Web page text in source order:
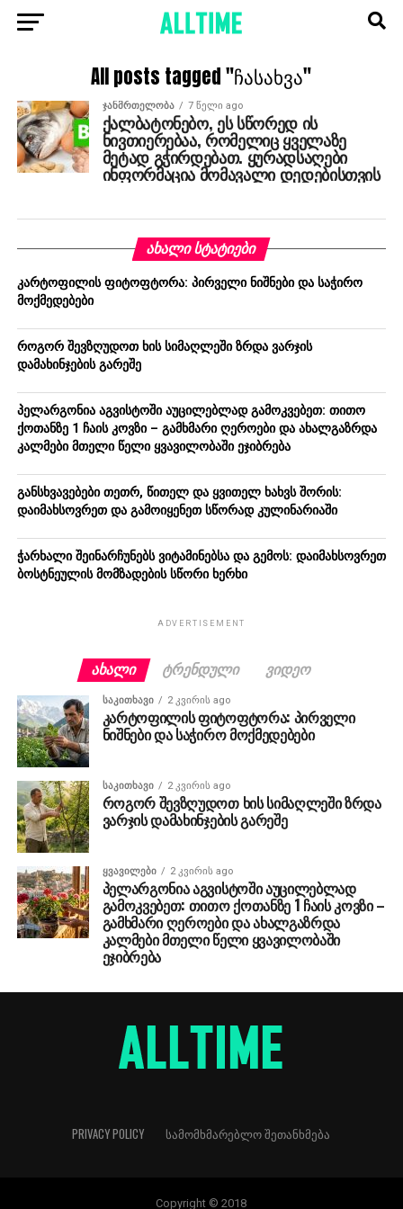
All posts tagged "ჩასახვა"
ᲯᲐᲜᲛᲠᲗᲔᲚᲝᲑᲐ 7 წელი ago
ქალბატონებო, ეს სწორედ ის
ნივთიერებაა, რომელიც ყველაზე
მეტად გჭირდებათ. ყურადსაღები
ინფორმაცია მომავალი დედებისთვის
ᲐᲮᲐᲚᲘ ᲡᲢᲐᲢᲘᲔᲑᲘ
კარტოფილის ფიტოფტორა: პირველი ნიშნები და საჭირო
მოქმედებები
როგორ შევზღუდოთ ხის სიმაღლეში ზრდა ვარჯის
დამახინჯების გარეშე
პელარგონია აგვისტოში აუცილებლად გამოკვებეთ: თითო
ქოთანზე 1 ჩაის კოვზი – გამხმარი ღეროები და ახალგაზრდა
კალმები მთელი წელი ყვავილობაში ეჯიბრება
განსხვავებები თეთრ, წითელ და ყვითელ ხახვს შორის:
დაიმახსოვრეთ და გამოიყენეთ სწორად კულინარიაში
ჭარხალი შეინარჩუნებს ვიტამინებსა და გემოს: დაიმახსოვრეთ
ბოსტნეულის მომზადების სწორი ხერხი
ADVERTISEMENT
ᲐᲮᲐᲚᲘ ᲢᲠᲔᲜᲓᲣᲚᲘ ᲕᲘᲓᲔᲝ
ᲡᲐᲙᲘᲗᲮᲐᲕᲘ 2 კვირის ago
კარტოფილის ფიტოფტორა: პირველი
ნიშნები და საჭირო მოქმედებები
ᲡᲐᲙᲘᲗᲮᲐᲕᲘ 2 კვირის ago
როგორ შევზღუდოთ ხის სიმაღლეში ზრდა
ვარჯის დამახინჯების გარეშე
ᲧᲕᲐᲕᲘᲚᲔᲑᲘ 2 კვირის ago
პელარგონია აგვისტოში აუცილებლად
გამოკვებეთ: თითო ქოთანზე 1 ჩაის კოვზი –
გამხმარი ღეროები და ახალგაზრდა
კალმები მთელი წელი ყვავილობაში
ეჯიბრება
PRIVACY POLICY ᲡᲐᲛᲝᲛᲮᲛᲐᲠᲔᲑᲚᲝ ᲨᲔᲗᲐᲜᲮᲛᲔᲑᲐ
Copyright © 2018